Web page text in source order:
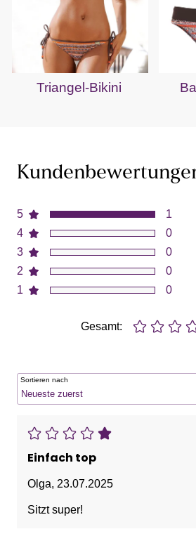
Triangel-Bikini
5
4
3
2
1
1
0
0
0
0
Gesamt:
Sortieren nach
Einfach top
Olga, 23.07.2025
Sitzt super!